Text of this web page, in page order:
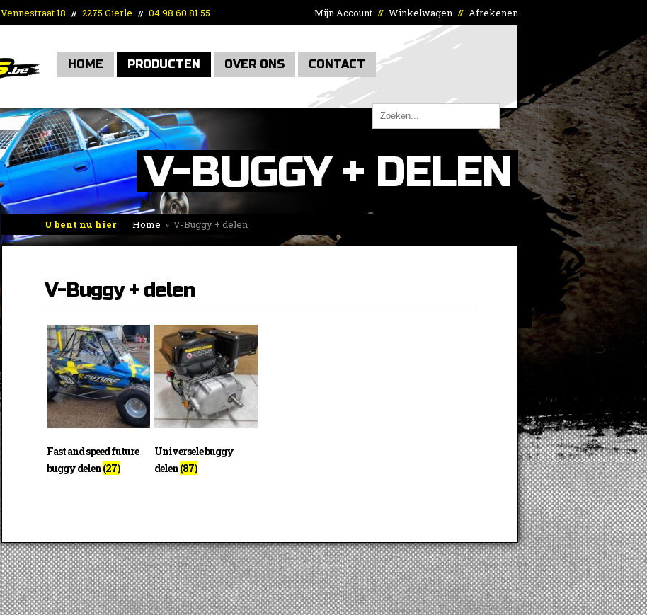
Vennestraat 18 // 2275 Gierle // 04 98 60 81 55 Mijn Account // Winkelwagen // Afrekenen
HOME PRODUCTEN OVER ONS CONTACT
V-BUGGY + DELEN
U bent nu hier Home » V-Buggy + delen
V-Buggy + delen
Fast and speed future
buggy delen(27)
Universele buggy
delen(87)